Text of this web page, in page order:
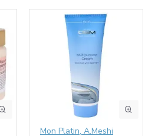
Mon Platin, A.Meshi